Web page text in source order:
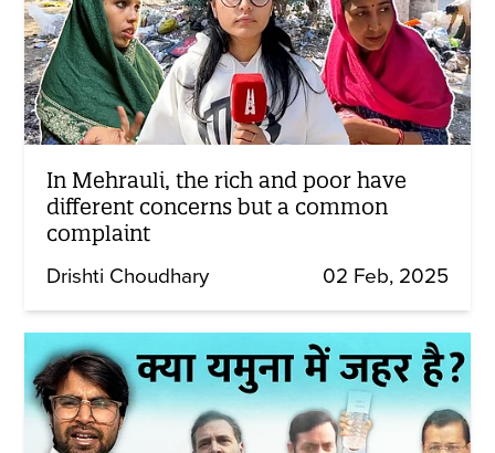
In Mehrauli, the rich and poor have
different concerns but a common
complaint
Drishti Choudhary 02 Feb, 2025